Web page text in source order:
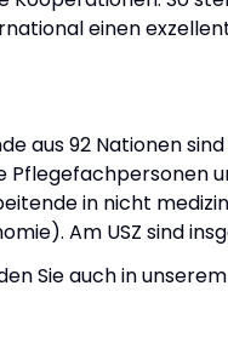
einen
aus 92 Nationen
Pflegefachpersonen
in nicht
Am USZ sind
Sie auch in unserem